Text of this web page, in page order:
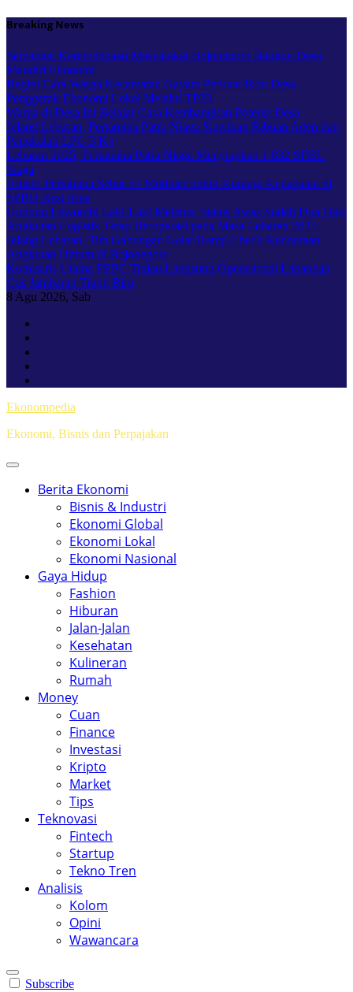
Skip
content
Breaking News
Semangat Kemerdekaan Masyarakat Bojonegoro Bangun Desa
Mandiri Ekonomi
Begini Cara Warga Kecamatan Gayam Perkuat Ikon Desa
Penggerak Ekonomi Lokal Melalui TPID
Warga di Desa Ini Belajar Cara Kembangkan Potensi Desa
Jelang Lebaran, Pertamina Patra Niaga Siagakan Ribuan Agen dan
Pangkalan LPG 3 Kg
Lebaran 2025, Pertamina Patra Niaga Menyiapkan 1.832 SPBU
Siaga
Aman! Pertamina Sebar 57 Modular untuk Kurangi Kepadatan di
SPBU Rest Area
Gunung Lewotobi Laki-Laki Meletus, Status Awas Sudah Dua Hari
Angkutan Logistik Tetap Beroperasi pada Masa Lebaran 2025
Jelang Lebaran, Tim Gabungan Gelar Ramp Check Kendaraan
Angkutan Umum di Bojonegoro
Komisaris Utama PEPC Tinjau Langsung Operasional Lapangan
Gas Jambaran Tiung Biru
8 Agu 2026, Sab
Ekonompedia
Ekonomi, Bisnis dan Perpajakan
Berita Ekonomi
Bisnis & Industri
Ekonomi Global
Ekonomi Lokal
Ekonomi Nasional
Gaya Hidup
Fashion
Hiburan
Jalan-Jalan
Kesehatan
Kulineran
Rumah
Money
Cuan
Finance
Investasi
Kripto
Market
Tips
Teknovasi
Fintech
Startup
Tekno Tren
Analisis
Kolom
Opini
Wawancara
Subscribe